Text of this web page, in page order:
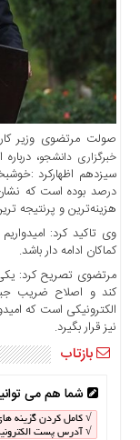
اخبار
حوادث
اخبار
سیاسی
اخبار
فرهنگی
منوی
اصلی
صفحه
اصلی
اخبار
اقتصادی
اخبار
اخبار
صولت مرتضوی وزیر
خبرگزاری دانشجو،
درصد بوده است که
هزینه‌ترین و پرنتیجه
وی تاکید کرد:
کماکان ادامه دار باشد.
مرتضوی تصریح کرد:
کند و اصلاح ضریب
الکترونیکی است که
نیز قرار بگیرد.
بازتاب
شما هم می
√ کامل کردن گزینه
√ آدرس پست